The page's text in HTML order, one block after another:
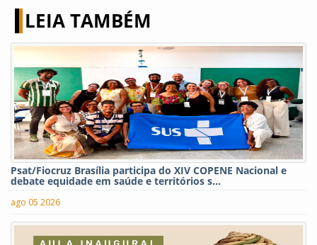
LEIA TAMBÉM
Psat/Fiocruz Brasília participa do XIV COPENE Nacional e
debate equidade em saúde e territórios s...
ago 05 2026